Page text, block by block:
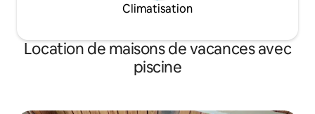
Climatisation
Location de maisons de vacances avec
piscine